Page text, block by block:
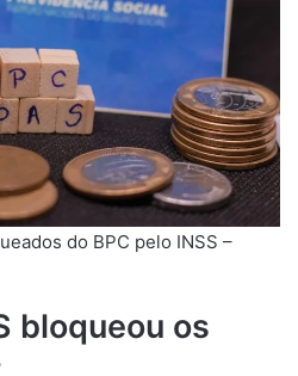
do BPC pelo INSS –
bloqueou os